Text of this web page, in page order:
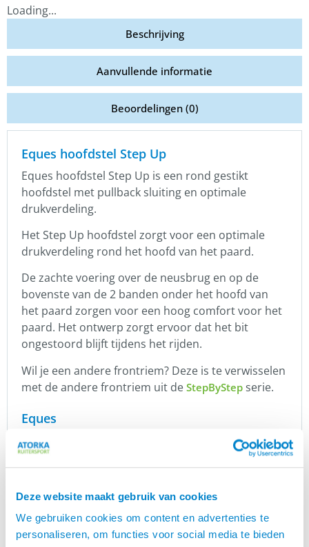
Deze website maakt gebruik van cookies
We gebruiken cookies om content en advertenties te
personaliseren, om functies voor social media te bieden
Loading...
Beschrijving
Aanvullende informatie
Beoordelingen (0)
Eques hoofdstel Step Up
Eques hoofdstel Step Up is een rond gestikt
hoofdstel met pullback sluiting en optimale
drukverdeling.
Het Step Up hoofdstel zorgt voor een optimale
drukverdeling rond het hoofd van het paard.
De zachte voering over de neusbrug en op de
bovenste van de 2 banden onder het hoofd van
het paard zorgen voor een hoog comfort voor het
paard. Het ontwerp zorgt ervoor dat het bit
ongestoord blijft tijdens het rijden.
Wil je een andere frontriem? Deze is te verwisselen
met de andere frontriem uit de StepByStep serie.
Eques
Eques
is een prachtig Deens merk, speciaal voor
IJslanders. Rasmus Møller Jensen is begonnen met
zadels, maar inmiddels heeft Eques meer dan 300
unieke artikelen in het assortiment. Eques heeft
prachtige kwaliteit zadels, een mooie lijn
hoofdstellen en een geweldige kledingcollectie.